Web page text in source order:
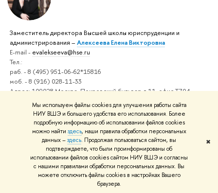
Мы используем файлы cookies для улучшения работы сайта
НИУ ВШЭ и большего удобства его использования. Более
подробную информацию об использовании файлов cookies
можно найти здесь, наши правила обработки персональных
данных –здесь. Продолжая пользоваться сайтом, вы
подтверждаете, что были проинформированы об
использовании файлов cookies сайтом НИУ ВШЭ и согласны
с нашими правилами обработки персональных данных. Вы
можете отключить файлы cookies в настройках Вашего
браузера.
✖
Заместитель директора Высшей школы юриспруденции и
администрирования – Алексеева Елена Викторовна
E-mail - evalekseeva@hse.ru
Тел.:
раб. - 8 (495) 951-06-62*15816
моб. - 8 (916) 028-11-33
Адрес: 109028 Москва, Покровский бульвар д.11, офис Т704
Начальник отдела сопровождения учебного процесса по
дополнительным профессиональным программам –Моисеева
Мария Сергеевна